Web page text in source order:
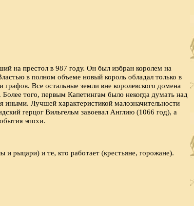
на престол в 987 году. Он был избран королем на
в полном объеме новый король обладал только в
Все остальные земли вне королевского домена
того, первым Капетингам было некогда думать над
иными. Лучшей характеристикой малозначительности
герцог Вильгельм завоевал Англию (1066 год), а
эпохи.
и рыцари) и те, кто работает (крестьяне, горожане).